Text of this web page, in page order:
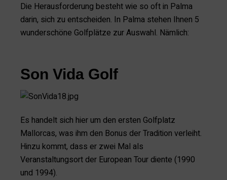
Die Herausforderung besteht wie so oft in Palma
darin, sich zu entscheiden. In Palma stehen Ihnen 5
wunderschöne Golfplätze zur Auswahl. Nämlich:
Son Vida Golf
Es handelt sich hier um den ersten Golfplatz
Mallorcas, was ihm den Bonus der Tradition verleiht.
Hinzu kommt, dass er zwei Mal als
Veranstaltungsort der European Tour diente (1990
und 1994).